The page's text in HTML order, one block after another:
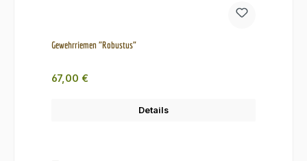
Gewehrriemen "Robustus"
Regulärer Preis:
67,00 €
Details